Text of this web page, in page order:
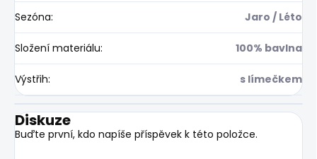
Sezóna: Jaro / Léto
Složení materiálu: 100% bavlna
Výstřih: s límečkem
Diskuze
Buďte první, kdo napíše příspěvek k této položce.